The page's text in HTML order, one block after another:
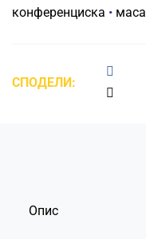
конференциска • маса
СПОДЕЛИ:
Опис